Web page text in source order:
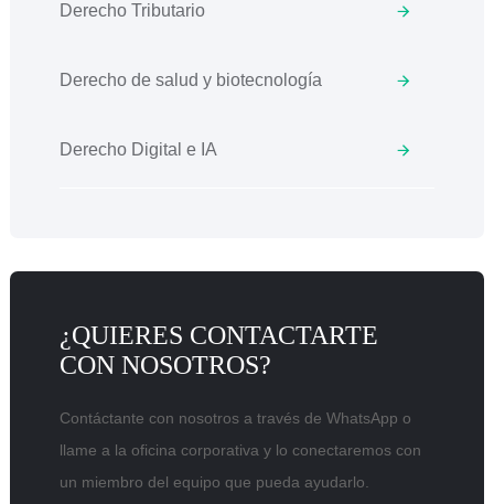
Derecho Tributario
Derecho de salud y biotecnología
Derecho Digital e IA
¿QUIERES CONTACTARTE
CON NOSOTROS?
Contáctante con nosotros a través de WhatsApp o
llame a la oficina corporativa y lo conectaremos con
un miembro del equipo que pueda ayudarlo.